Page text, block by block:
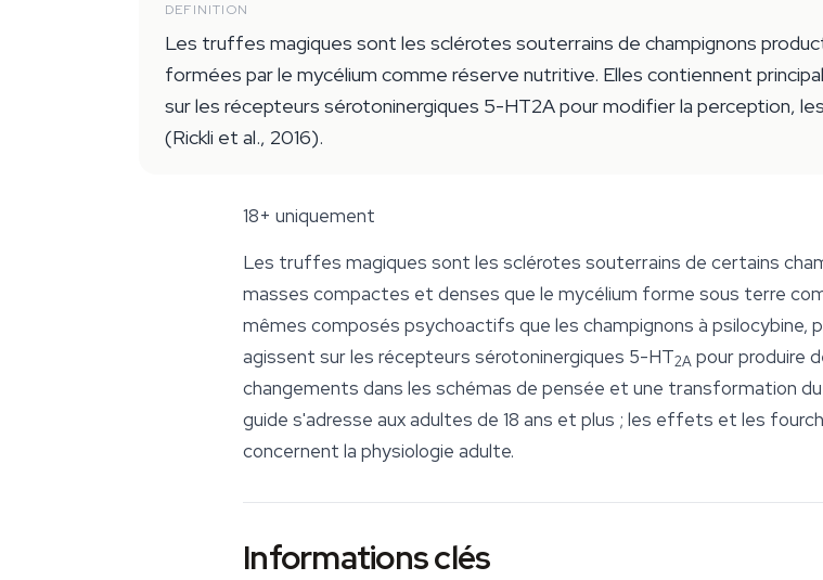
DEFINITION
Les truffes magiques sont les sclérotes souterrains de champignons
formées par le mycélium comme réserve nutritive. Elles contiennent
sur les récepteurs sérotoninergiques 5-HT2A pour modifier la perception,
(Rickli et al., 2016).
18+ uniquement
Les truffes magiques sont les sclérotes souterrains de certains
masses compactes et denses que le mycélium forme sous terre
mêmes composés psychoactifs que les champignons à psilocybine,
agissent sur les récepteurs sérotoninergiques 5-HT2A pour produire
changements dans les schémas de pensée et une transformation
guide s'adresse aux adultes de 18 ans et plus ; les effets et les
concernent la physiologie adulte.
Informations clés